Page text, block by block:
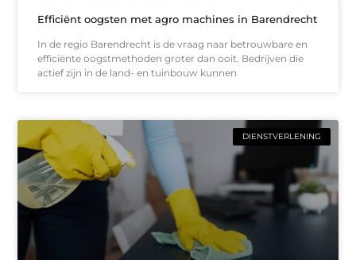
Efficiënt oogsten met agro machines in Barendrecht
In de regio Barendrecht is de vraag naar betrouwbare en
efficiënte oogstmethoden groter dan ooit. Bedrijven die
actief zijn in de land- en tuinbouw kunnen
DIENSTVERLENING